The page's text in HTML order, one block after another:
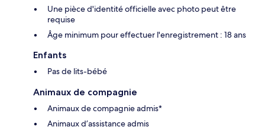
Une pièce d'identité officielle avec photo peut être
requise
Âge minimum pour effectuer l'enregistrement : 18 ans
Enfants
Pas de lits-bébé
Animaux de compagnie
Animaux de compagnie admis*
Animaux d’assistance admis